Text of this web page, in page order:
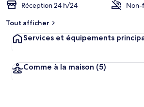
Réception 24 h/24
Non-
Tout afficher
Services et équipements
Comme à la maison (5)